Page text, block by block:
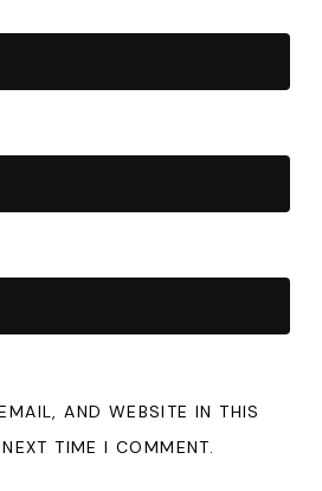
AND WEBSITE IN THIS
TIME I COMMENT.